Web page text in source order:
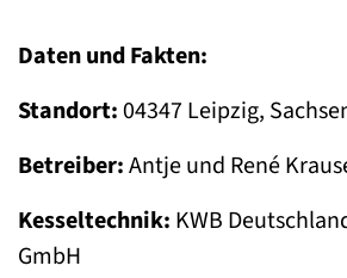
Daten und Fakten:
Standort:04347 Leipzig,
Betreiber:Antje und René
Kesseltechnik: KWB
GmbH